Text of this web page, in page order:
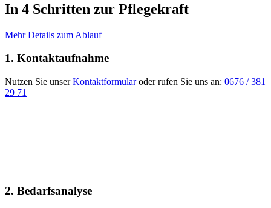
In 4 Schritten zur Pflegekraft
Mehr Details zum Ablauf
1. Kontaktaufnahme
Nutzen Sie unserKontaktformularoder rufen Sie uns an: 0676 / 381
29 71
2. Bedarfsanalyse